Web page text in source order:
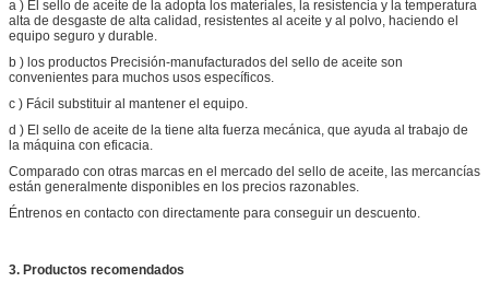
a ) El sello de aceite de la adopta los materiales, la resistencia y la temperatura
alta de desgaste de alta calidad, resistentes al aceite y al polvo, haciendo el
equipo seguro y durable.
b ) los productos Precisión-manufacturados del sello de aceite son
convenientes para muchos usos específicos.
c ) Fácil substituir al mantener el equipo.
d ) El sello de aceite de la tiene alta fuerza mecánica, que ayuda al trabajo de
la máquina con eficacia.
Comparado con otras marcas en el mercado del sello de aceite, las mercancías
están generalmente disponibles en los precios razonables.
Éntrenos en contacto con directamente para conseguir un descuento.
3. Productos recomendados